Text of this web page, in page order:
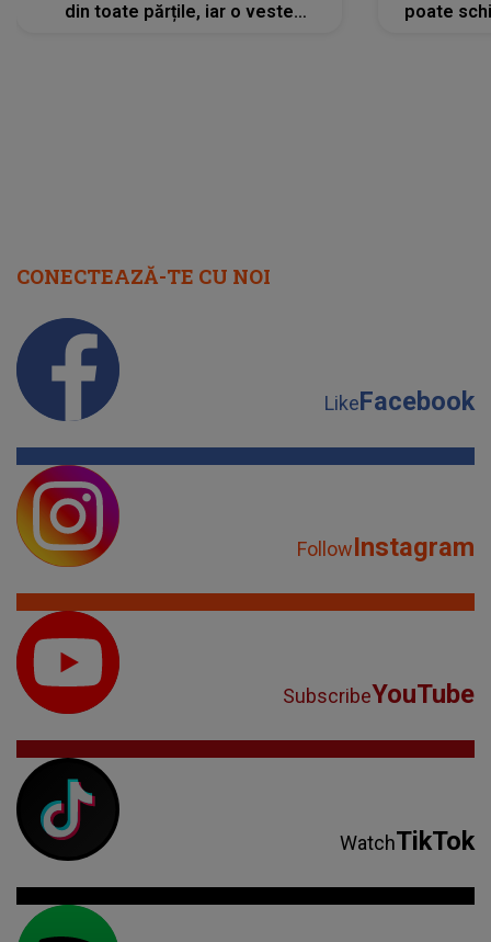
din toate părțile, iar o veste
poate
CONECTEAZĂ-TE CU NOI
LikeFacebook
FollowInstagram
SubscribeYouTube
WatchTikTok